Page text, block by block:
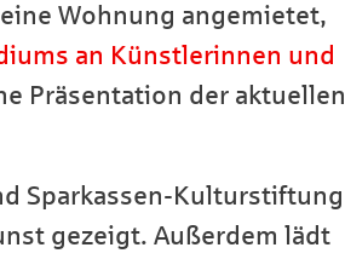
Wohnung angemietet,
an Künstlerinnen und
Präsentation der aktuellen
Sparkassen-Kulturstiftung
gezeigt. Außerdem lädt